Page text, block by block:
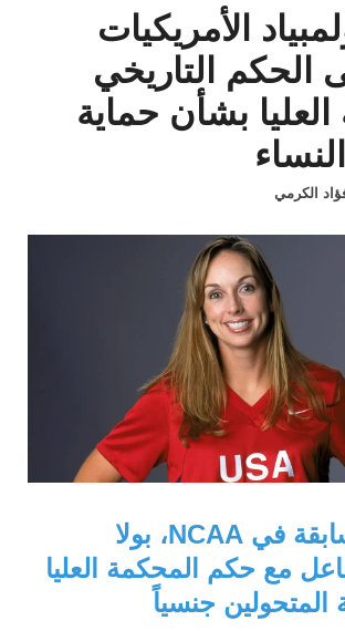
الأمريكيات
الحكم التاريخي
بشأن حماية
الكرمي
السباحة السابقة في NCAA، بولا
مع حكم المحكمة العليا
جنسياً